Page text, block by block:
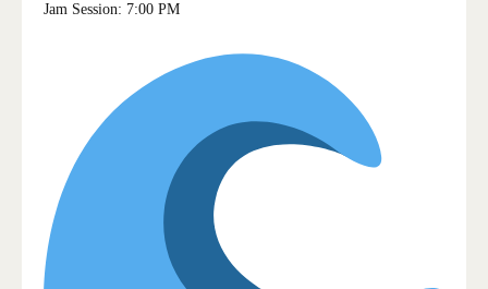
Jam Session: 7:00 PM